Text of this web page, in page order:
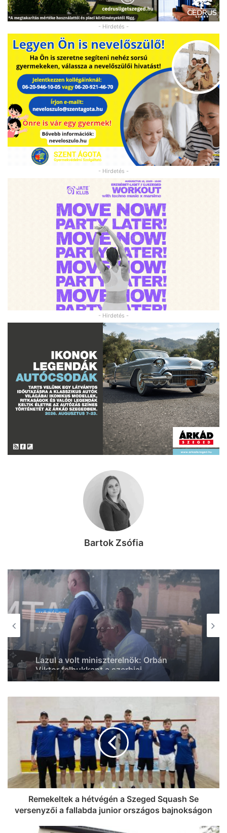
- Hirdetés -
- Hirdetés -
- Hirdetés -
Bartok Zsófia
KÖZÉLET
2026, augusztus 7. 19:39
Lazul a volt miniszterelnök: Orbán
Viktor felbukkant a szerbiai
trombitafesztiválon, sörözött és
csevapot kóstolt
KÖZÉLET
2026, augusztus 7. 18:36
Ismét Mészáros érdekeltségű cég nyert
közbeszerzést, Vitézy Dávid is
megszólalt az ügyben
Remekeltek a hétvégén a Szeged Squash Se
versenyzői a fallabda junior országos bajnokságon